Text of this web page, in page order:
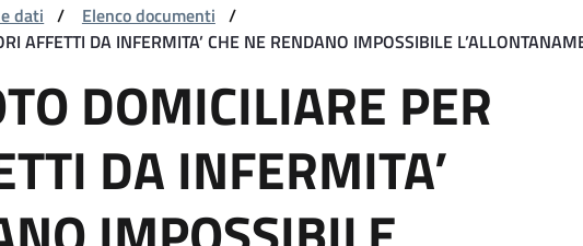
dati / Elenco documenti /
AFFETTI DA INFERMITA’ CHE NE RENDANO IMPOSSIBILE
PER ELETTORI
DOMICILIARE PER
DA INFERMITA’